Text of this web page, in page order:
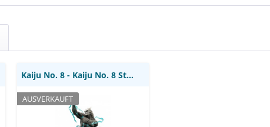
AUSVERKAUFT
Kaiju No. 8 - Kaiju No. 8 Statue / ARTFXJ:...